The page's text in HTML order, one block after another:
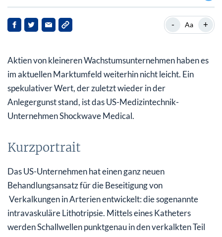
Kurzportrait
Das Jahr 2022 übertrifft die ohnehin schon hohen
Erwartungen klar
Ambitionierte Bewertung
- Aa +
Aktien von kleineren Wachstumsunternehmen haben es
im aktuellen Marktumfeld weiterhin nicht leicht. Ein
spekulativer Wert, der zuletzt wieder in der
Anlegergunst stand, ist das US-Medizintechnik-
Unternehmen Shockwave Medical.
Kurzportrait
Das US-Unternehmen hat einen ganz neuen
Behandlungsansatz für die Beseitigung von
Verkalkungen in Arterien entwickelt: die sogenannte
intravaskuläre Lithotripsie. Mittels eines Katheters
werden Schallwellen punktgenau in den verkalkten Teil